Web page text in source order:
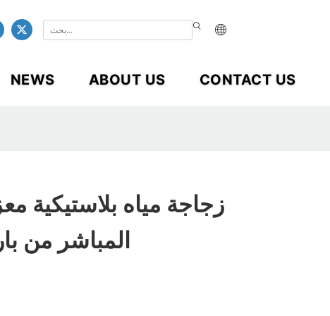
NEWS ABOUT US CONTACT US
زجاجة مياه بلاستيكية
المباشر من